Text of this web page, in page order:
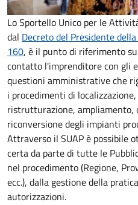
Lo Sportello Unico per le
dal Decreto del Presidente
160, è il punto di riferimento
contatto l'imprenditore con gli
questioni amministrative che
i procedimenti di
ristrutturazione, ampliamento,
riconversione degli impianti
Attraverso il SUAP è possibile
certa da parte di tutte le
nel procedimento (Regione,
ecc.), dalla gestione della
autorizzazioni.